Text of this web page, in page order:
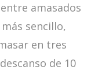
amasados
sencillo,
en tres
de 10